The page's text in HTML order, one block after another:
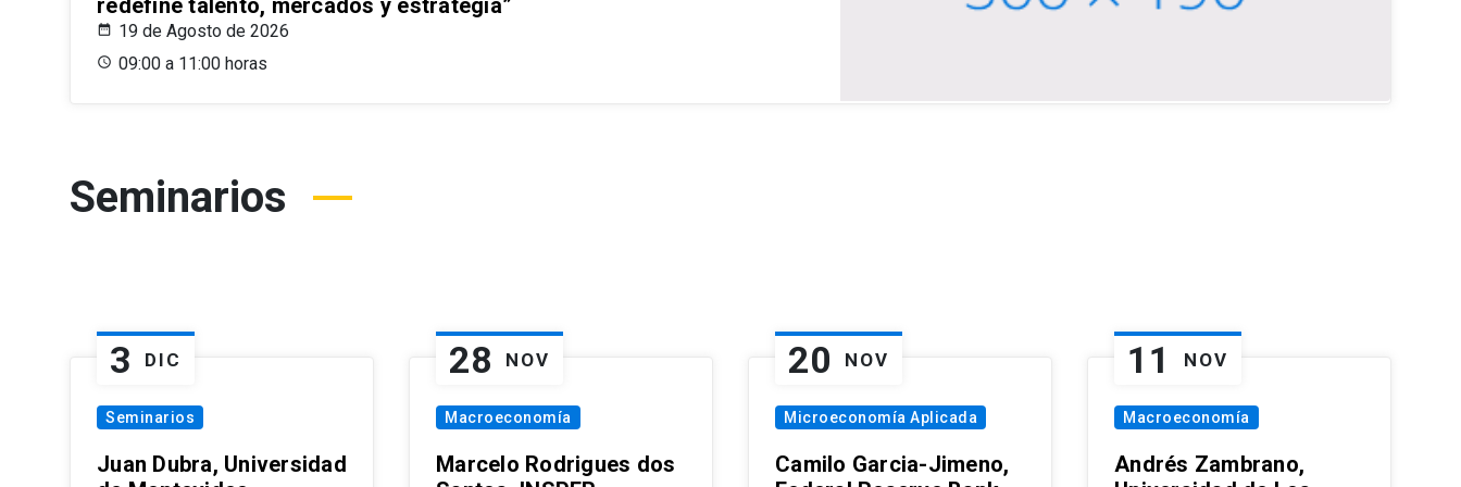
redefine talento, mercados y estrategia”
19 de Agosto de 2026
09:00 a 11:00 horas
Seminarios
3 DIC
Seminarios
Juan Dubra, Universidad
28 NOV
Macroeconomía
Marcelo Rodrigues dos
20 NOV
Microeconomía Aplicada
Camilo Garcia-Jimeno,
11 NOV
Macroeconomía
Andrés Zambrano,